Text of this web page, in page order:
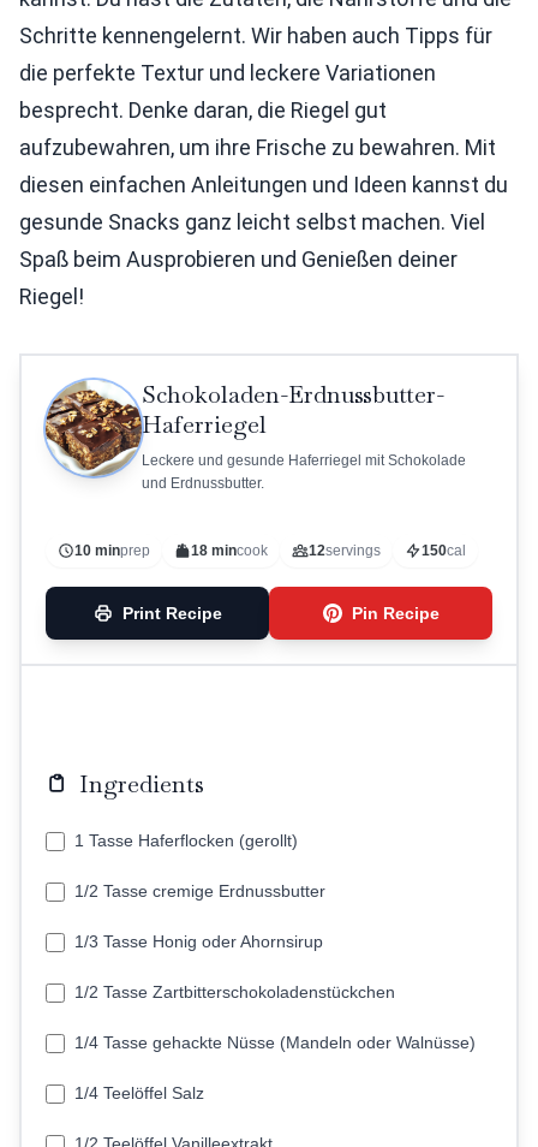
Schritte kennengelernt. Wir haben auch Tipps für
die perfekte Textur und leckere Variationen
besprecht. Denke daran, die Riegel gut
aufzubewahren, um ihre Frische zu bewahren. Mit
diesen einfachen Anleitungen und Ideen kannst du
gesunde Snacks ganz leicht selbst machen. Viel
Spaß beim Ausprobieren und Genießen deiner
Riegel!
Schokoladen-Erdnussbutter-
Haferriegel
Leckere und gesunde Haferriegel mit Schokolade
und Erdnussbutter.
10 minprep 18 mincook 12servings 150cal
Print Recipe Pin Recipe
Ingredients
1 Tasse Haferflocken (gerollt)
1/2 Tasse cremige Erdnussbutter
1/3 Tasse Honig oder Ahornsirup
1/2 Tasse Zartbitterschokoladenstückchen
1/4 Tasse gehackte Nüsse (Mandeln oder Walnüsse)
1/4 Teelöffel Salz